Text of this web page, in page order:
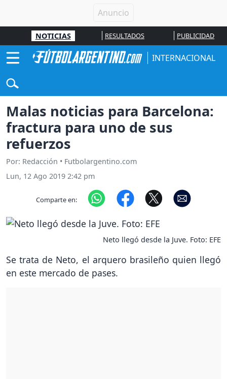
NOTICIAS RESULTADOS PUBLICIDAD
INTERNACIONAL
Malas noticias para Barcelona:
fractura para uno de sus
refuerzos
Por: Redacción • Futbolargentino.com
Lun, 12 Ago 2019 2:42 pm
Comparte en:
Neto llegó desde la Juve. Foto: EFE
Se trata de Neto, el arquero brasileño quien llegó
en este mercado de pases.